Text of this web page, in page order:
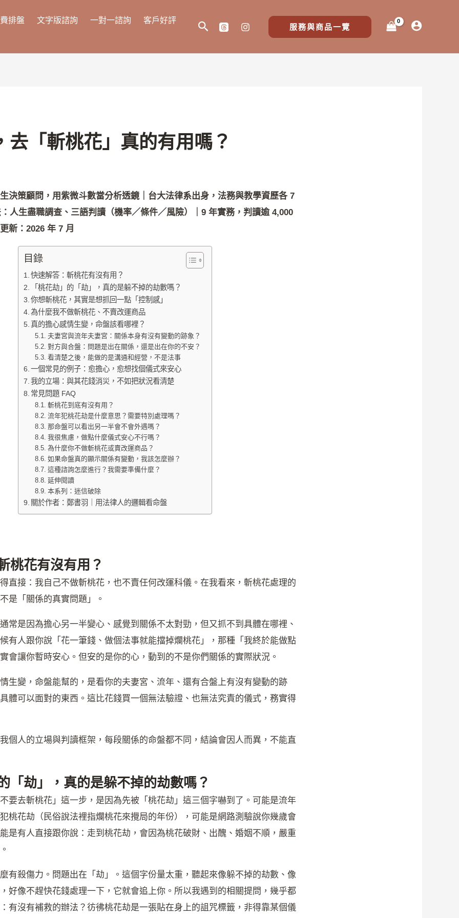
排盤 文字版諮詢 一對一諮詢 客戶好評
搜
服務與商品一覽
去「斬桃花」真的有用嗎？
決策顧問，用紫微斗數當分析透鏡｜台大法律系出身，法務與教學資歷各 7
人生盡職調查、三語判讀（機率／條件／風險）｜9 年實務，判讀逾 4,000
新：2026 年 7 月
目錄
快速解答：斬桃花有沒有用？
「桃花劫」的「劫」，真的是躲不掉的劫數嗎？
你想斬桃花，其實是想抓回一點「控制感」
為什麼我不做斬桃花、不賣改運商品
真的擔心感情生變，命盤該看哪裡？
夫妻宮與流年夫妻宮：關係本身有沒有變動的跡象？
對方與合盤：問題是出在關係，還是出在你的不安？
看清楚之後，能做的是溝通和經營，不是法事
一個常見的例子：愈擔心，愈想找個儀式來安心
我的立場：與其花錢消災，不如把狀況看清楚
常見問題 FAQ
斬桃花到底有沒有用？
流年犯桃花劫是什麼意思？需要特別處理嗎？
那命盤可以看出另一半會不會外遇嗎？
我很焦慮，做點什麼儀式安心不行嗎？
為什麼你不做斬桃花或賣改運商品？
如果命盤真的顯示關係有變動，我該怎麼辦？
這種諮詢怎麼進行？我需要準備什麼？
延伸閱讀
本系列：迷信破除
關於作者：鄭書羽｜用法律人的邏輯看命盤
桃花有沒有用？
直接：我自己不做斬桃花，也不賣任何改運科儀。在我看來，斬桃花處理的
是「關係的真實問題」。
常是因為擔心另一半變心、感覺到關係不太對勁，但又抓不到具體在哪裡、
有人跟你說「花一筆錢、做個法事就能擋掉爛桃花」，那種「我終於能做點
會讓你暫時安心。但安的是你的心，動到的不是你們關係的實際狀況。
生變，命盤能幫的，是看你的夫妻宮、流年、還有合盤上有沒有變動的跡
體可以面對的東西。這比花錢買一個無法驗證、也無法究責的儀式，務實得
個人的立場與判讀框架，每段關係的命盤都不同，結論會因人而異，不能直
「劫」，真的是躲不掉的劫數嗎？
要去斬桃花」這一步，是因為先被「桃花劫」這三個字嚇到了。可能是流年
桃花劫（民俗說法裡指爛桃花來攪局的年份），可能是網路測驗說你幾歲會
是有人直接跟你說：走到桃花劫，會因為桃花破財、出醜、婚姻不順，嚴重
有殺傷力。問題出在「劫」。這個字份量太重，聽起來像躲不掉的劫數、像
好像不趕快花錢處理一下，它就會追上你。所以我遇到的相關提問，幾乎都
有沒有補救的辦法？彷彿桃花劫是一張貼在身上的詛咒標籤，非得靠某個儀